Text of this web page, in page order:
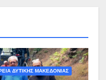
ΔΥΤΙΚΗΣ ΜΑΚΕΔΟΝΙΑΣ